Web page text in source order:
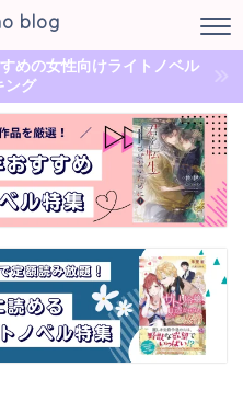
blog
めの女性向けライトノベル
ング